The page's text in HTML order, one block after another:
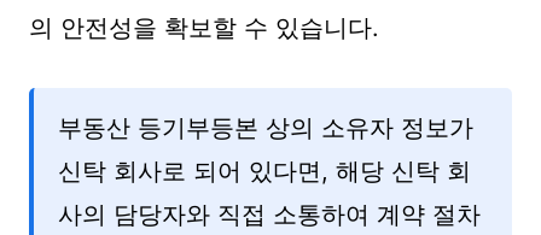
의 안전성을 확보할 수 있습니다.
부동산 등기부등본 상의 소유자 정보가
신탁 회사로 되어 있다면, 해당 신탁 회
사의 담당자와 직접 소통하여 계약 절차